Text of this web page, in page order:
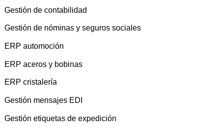
Gestión de contabilidad
Gestión de nóminas y seguros sociales
ERP automoción
ERP aceros y bobinas
ERP cristalería
Gestión mensajes EDI
Gestión etiquetas de expedición